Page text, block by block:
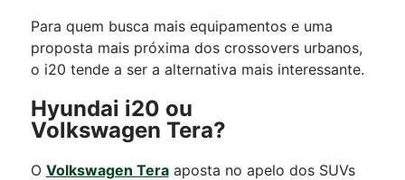
Para quem busca mais equipamentos e uma
proposta mais próxima dos crossovers urbanos,
o i20 tende a ser a alternativa mais interessante.
Hyundai i20 ou
Volkswagen Tera?
O Volkswagen Teraaposta no apelo dos SUVs